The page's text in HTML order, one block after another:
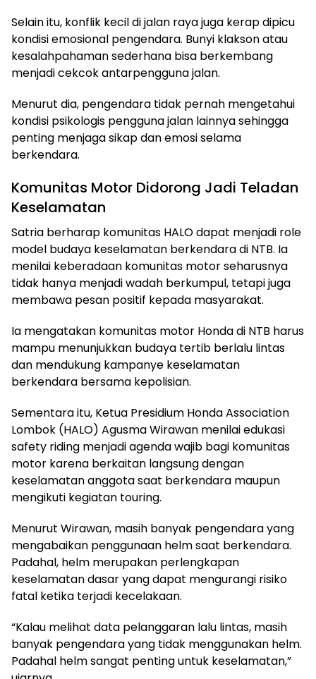
Selain itu, konflik kecil di jalan raya juga kerap dipicu
kondisi emosional pengendara. Bunyi klakson atau
kesalahpahaman sederhana bisa berkembang
menjadi cekcok antarpengguna jalan.
Menurut dia, pengendara tidak pernah mengetahui
kondisi psikologis pengguna jalan lainnya sehingga
penting menjaga sikap dan emosi selama
berkendara.
Komunitas Motor Didorong Jadi Teladan
Keselamatan
Satria berharap komunitas HALO dapat menjadi role
model budaya keselamatan berkendara di NTB. Ia
menilai keberadaan komunitas motor seharusnya
tidak hanya menjadi wadah berkumpul, tetapi juga
membawa pesan positif kepada masyarakat.
Ia mengatakan komunitas motor Honda di NTB harus
mampu menunjukkan budaya tertib berlalu lintas
dan mendukung kampanye keselamatan
berkendara bersama kepolisian.
Sementara itu, Ketua Presidium Honda Association
Lombok (HALO) Agusma Wirawan menilai edukasi
safety riding menjadi agenda wajib bagi komunitas
motor karena berkaitan langsung dengan
keselamatan anggota saat berkendara maupun
mengikuti kegiatan touring.
Menurut Wirawan, masih banyak pengendara yang
mengabaikan penggunaan helm saat berkendara.
Padahal, helm merupakan perlengkapan
keselamatan dasar yang dapat mengurangi risiko
fatal ketika terjadi kecelakaan.
“Kalau melihat data pelanggaran lalu lintas, masih
banyak pengendara yang tidak menggunakan helm.
Padahal helm sangat penting untuk keselamatan,”